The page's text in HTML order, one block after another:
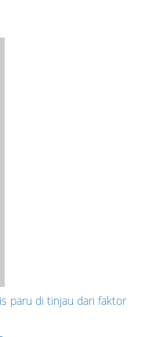
paru di tinjau dari faktor